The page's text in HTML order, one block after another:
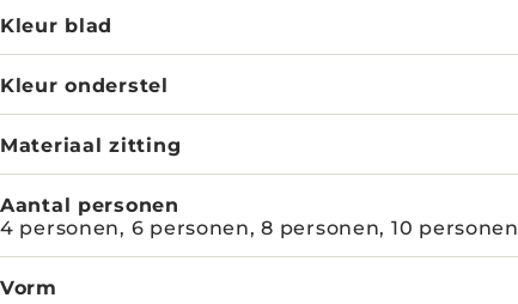
Kleur blad
Kleur onderstel
Materiaal zitting
Aantal personen
4 personen, 6 personen, 8 personen, 10 personen
Vorm